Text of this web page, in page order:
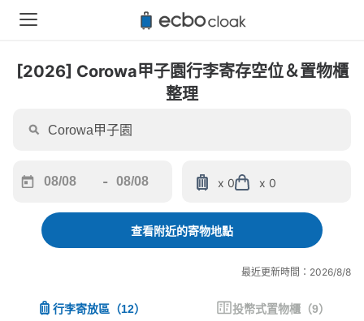
[2026] Corowa甲子園行李寄存空位＆置物櫃
整理
forward
interact
and
-
backward
interact
and
x 0 x 0
查看附近的寄物地點
最近更新時間：2026/8/8
行李寄放區 （12） 投幣式置物櫃 （9）